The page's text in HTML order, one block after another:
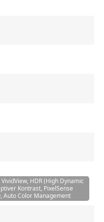
HDR (High Dynamic
Kontrast, PixelSense
Auto Color Management